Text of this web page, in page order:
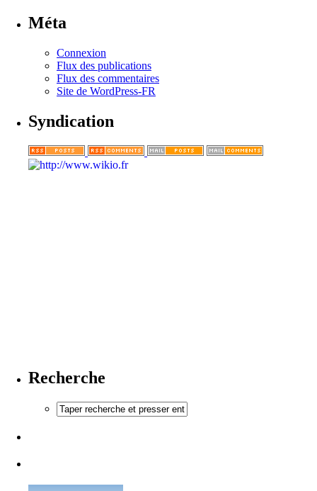
Méta
Connexion
Flux des publications
Flux des commentaires
Site de WordPress-FR
Syndication
Recherche